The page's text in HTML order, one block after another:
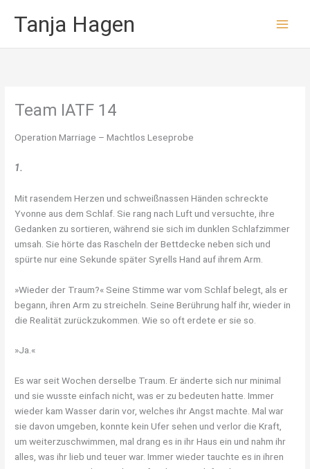
InhaltTanja Hagen
Team IATF 14
Operation Marriage – Machtlos Leseprobe
1.
Mit rasendem Herzen und schweißnassen Händen schreckte
Yvonne aus dem Schlaf. Sie rang nach Luft und versuchte, ihre
Gedanken zu sortieren, während sie sich im dunklen Schlafzimmer
umsah. Sie hörte das Rascheln der Bettdecke neben sich und
spürte nur eine Sekunde später Syrells Hand auf ihrem Arm.
»Wieder der Traum?« Seine Stimme war vom Schlaf belegt, als er
begann, ihren Arm zu streicheln. Seine Berührung half ihr, wieder in
die Realität zurückzukommen. Wie so oft erdete er sie so.
»Ja.«
Es war seit Wochen derselbe Traum. Er änderte sich nur minimal
und sie wusste einfach nicht, was er zu bedeuten hatte. Immer
wieder kam Wasser darin vor, welches ihr Angst machte. Mal war
sie davon umgeben, konnte kein Ufer sehen und verlor die Kraft,
um weiterzuschwimmen, mal drang es in ihr Haus ein und nahm ihr
alles, was ihr lieb und teuer war. Immer wieder tauchte es in ihren